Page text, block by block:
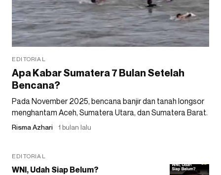
EDITORIAL
Apa Kabar Sumatera 7 Bulan Setelah
Bencana?
Pada November 2025, bencana banjir dan tanah longsor
menghantam Aceh, Sumatera Utara, dan Sumatera Barat.
Risma Azhari 1 bulan lalu
EDITORIAL
WNI, Udah Siap Belum?